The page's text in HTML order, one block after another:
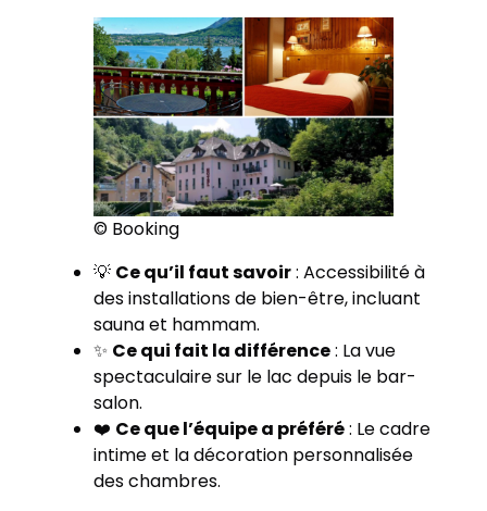
© Booking
💡 Ce qu’il faut savoir: Accessibilité à
des installations de bien-être, incluant
sauna et hammam.
✨ Ce qui fait la différence: La vue
spectaculaire sur le lac depuis le bar-
salon.
❤️ Ce que l’équipe a préféré: Le cadre
intime et la décoration personnalisée
des chambres.